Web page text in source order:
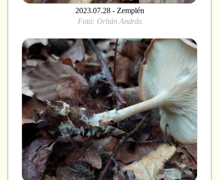
2023.07.28 - Zemplén
Fotó: Orbán András